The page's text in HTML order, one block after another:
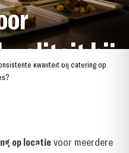
kwaliteit bij catering op
bij
voor
op locatievoor meerdere